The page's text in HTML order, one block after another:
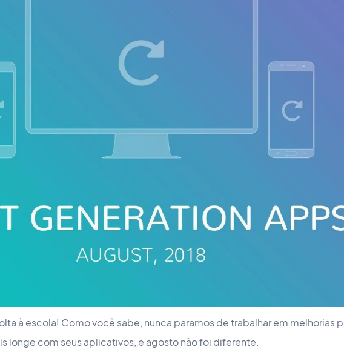
à escola! Como você sabe, nunca paramos de trabalhar em melhorias
longe com seus aplicativos, e agosto não foi diferente.